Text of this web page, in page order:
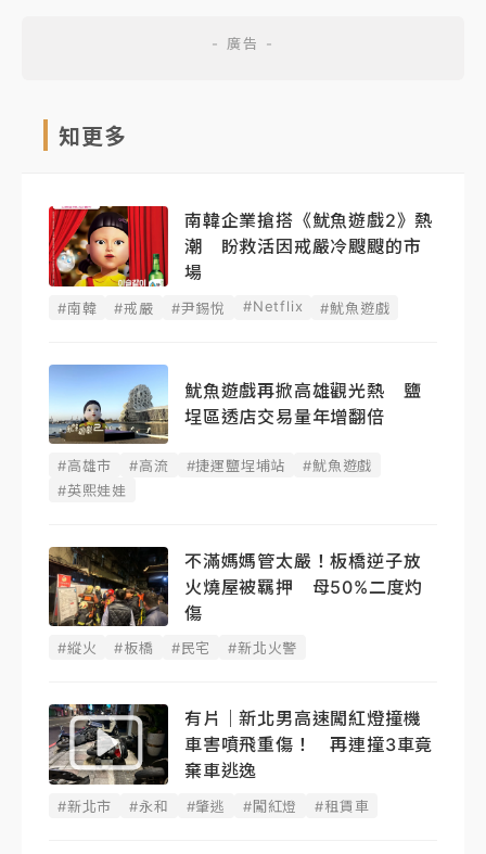
知更多
南韓企業搶搭《魷魚遊戲2》熱
潮 盼救活因戒嚴冷颼颼的市
場
#南韓 #戒嚴 #尹錫悅 #Netflix #魷魚遊戲
魷魚遊戲再掀高雄觀光熱 鹽
埕區透店交易量年增翻倍
#高雄市 #高流 #捷運鹽埕埔站
#魷魚遊戲
#英熙娃娃
不滿媽媽管太嚴！板橋逆子放
火燒屋被羈押 母50%二度灼
傷
#縱火 #板橋 #民宅 #新北火警
有片｜新北男高速闖紅燈撞機
車害噴飛重傷！ 再連撞3車竟
棄車逃逸
#新北市 #永和 #肇逃 #闖紅燈 #租賃車